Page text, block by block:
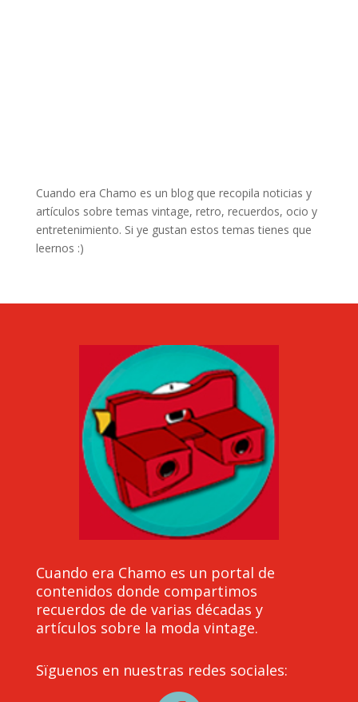
Cuando era Chamo es un blog que recopila noticias y
artículos sobre temas vintage, retro, recuerdos, ocio y
entretenimiento. Si ye gustan estos temas tienes que
leernos :)
Cuando era Chamo es un portal de
contenidos donde compartimos
recuerdos de de varias décadas y
artículos sobre la moda vintage.
Sïguenos en nuestras redes sociales: